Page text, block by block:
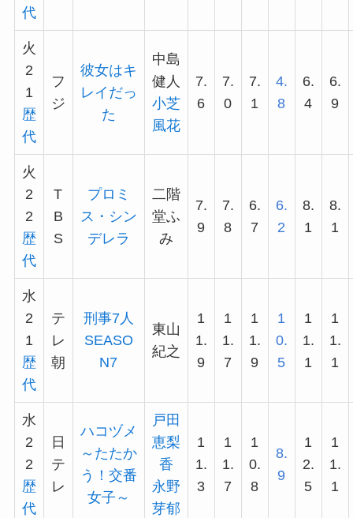
代
火
2
1
歴
代
フ
ジ
彼女はキ
レイだっ
た
中島
健人
小芝
風花
7.
6
7.
0
7.
1
4.
8
6.
4
6.
9
火
2
2
歴
代
T
B
S
プロミ
ス・シン
デレラ
二階
堂ふ
み
7.
9
7.
8
6.
7
6.
2
8.
1
8.
1
水
2
1
歴
代
テ
レ
朝
刑事7人
SEASO
N7
東山
紀之
1
1.
9
1
1.
7
1
1.
9
1
0.
5
1
1.
1
1
1.
1
水
2
2
歴
代
日
テ
レ
ハコヅメ
～たたか
う！交番
女子～
戸田
恵梨
香
永野
芽郁
1
1.
3
1
1.
7
1
0.
8
8.
9
1
2.
5
1
1.
1